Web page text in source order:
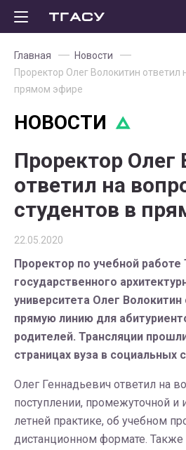
Главная
Новости
Проректор Олег Волокитин ответил
прямом эфире
НОВОСТИ
Проректор Олег
ответил на
студентов в
22.05.2020
Проректор по учебной работе
государственного
университета Олег
прямую линию для
родителей. Трансляции
страницах вуза в социальных
Олег Геннадьевич ответил на
поступлении, промежуточной и
летней практике, об учебном
дистанционном формате. Также